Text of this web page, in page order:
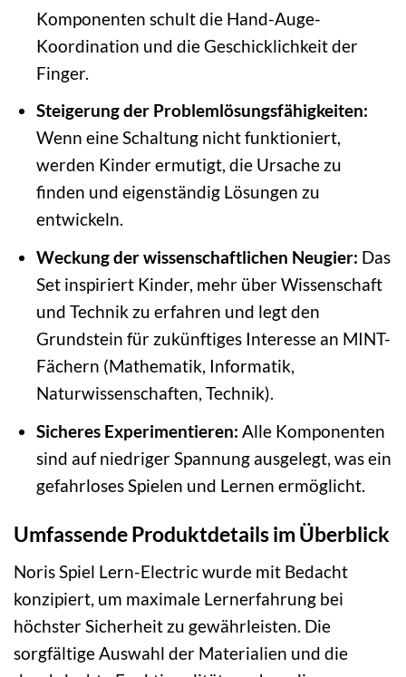
Komponenten schult die Hand-Auge-
Koordination und die Geschicklichkeit der
Finger.
Steigerung der Problemlösungsfähigkeiten:
Wenn eine Schaltung nicht funktioniert,
werden Kinder ermutigt, die Ursache zu
finden und eigenständig Lösungen zu
entwickeln.
Weckung der wissenschaftlichen Neugier: Das
Set inspiriert Kinder, mehr über Wissenschaft
und Technik zu erfahren und legt den
Grundstein für zukünftiges Interesse an MINT-
Fächern (Mathematik, Informatik,
Naturwissenschaften, Technik).
Sicheres Experimentieren: Alle Komponenten
sind auf niedriger Spannung ausgelegt, was ein
gefahrloses Spielen und Lernen ermöglicht.
Umfassende Produktdetails im Überblick
Noris Spiel Lern-Electric wurde mit Bedacht
konzipiert, um maximale Lernerfahrung bei
höchster Sicherheit zu gewährleisten. Die
sorgfältige Auswahl der Materialien und die